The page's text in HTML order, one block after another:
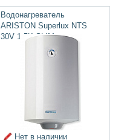
Водонагреватель
ARISTON Superlux NTS
30V 1,5K SLIM
Нет в наличии